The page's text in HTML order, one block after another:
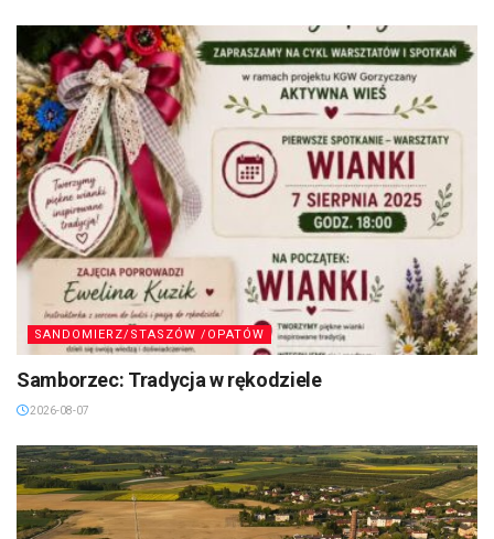
SANDOMIERZ/STASZÓW /OPATÓW
Samborzec: Tradycja w rękodziele
2026-08-07